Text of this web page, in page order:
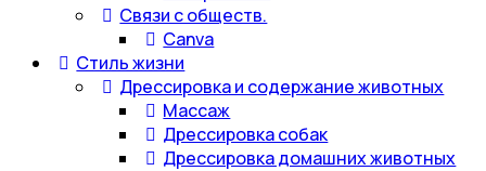
Связи с обществ.
Canva
Стиль жизни
Дрессировка и содержание животных
Массаж
Дрессировка собак
Дрессировка домашних животных